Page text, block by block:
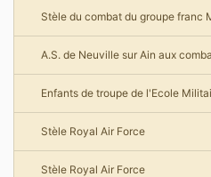
Stèle du combat du groupe franc
A.S. de Neuville sur Ain aux
Enfants de troupe de l'Ecole
Stèle Royal Air Force
Stèle Royal Air Force